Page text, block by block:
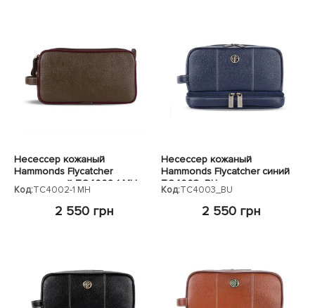
Несессер кожаный
Hammonds Flycatcher
коричневый TC4002-1 MH
Код:TC4002-1 MH
2 550 грн
Несессер кожаный
Hammonds Flycatcher синий
TC4003_BU
Код:TC4003_BU
2 550 грн